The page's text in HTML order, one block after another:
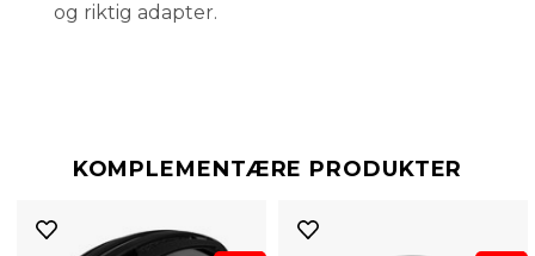
og riktig adapter.
KOMPLEMENTÆRE PRODUKTER